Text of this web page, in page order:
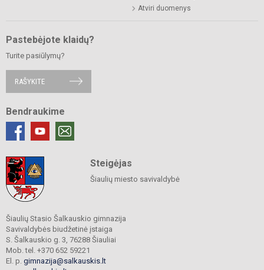
Atviri duomenys
Pastebėjote klaidų?
Turite pasiūlymų?
RAŠYKITE
Bendraukime
Steigėjas
Šiaulių miesto savivaldybė
Šiaulių Stasio Šalkauskio gimnazija
Savivaldybės biudžetinė įstaiga
S. Šalkauskio g. 3, 76288 Šiauliai
Mob. tel. +370 652 59221
El. p. gimnazija@salkauskis.lt